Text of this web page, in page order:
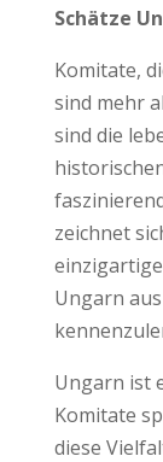
Schätze
Komitate,
sind mehr
sind die
zeichnet
Ungarn
Ungarn ist
Komitate
diese